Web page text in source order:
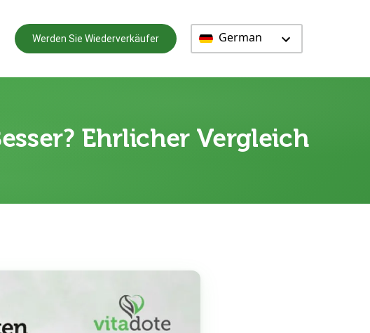
Werden Sie Wiederverkäufer German
Ehrlicher Vergleich